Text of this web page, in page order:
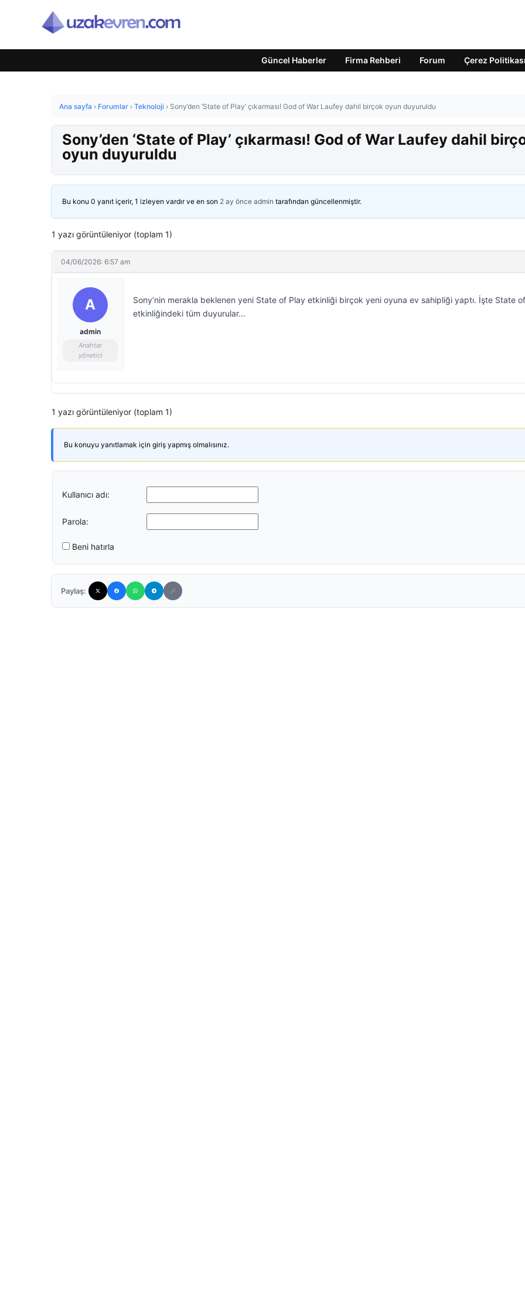
Güncel Haberler Firma Rehberi Forum Çerez Politikası
Ana sayfa › Forumlar › Teknoloji › Sony’den ‘State of Play’ çıkarması! God of War Laufey dahil birçok oyun duyuruldu
Sony’den ‘State of Play’ çıkarması! God of War Laufey dahil
oyun duyuruldu
Bu konu 0 yanıt içerir, 1 izleyen vardır ve en son 2 ay önce admin tarafından güncellenmiştir.
1 yazı görüntüleniyor (toplam 1)
04/06/2026: 6:57 am
A
admin
Anahtar
yönetici
Sony’nin merakla beklenen yeni State of Play etkinliği birçok yeni oyuna ev sahipliği yaptı. İşte State
etkinliğindeki tüm duyurular…
1 yazı görüntüleniyor (toplam 1)
Bu konuyu yanıtlamak için giriş yapmış olmalısınız.
Kullanıcı adı:
Parola:
Beni hatırla
Paylaş: